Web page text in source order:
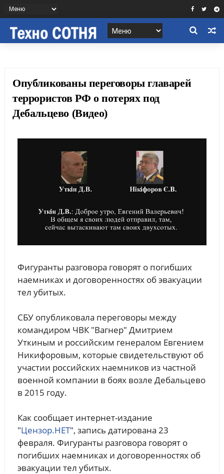
Опубликованы переговоры главарей
террористов РФ о потерях под
Дебальцево (Видео)
Фигуранты разговора говорят о погибших
наемниках и договоренностях об эвакуации
тел убитых.
СБУ опубликовала переговоры между
командиром ЧВК "Вагнер" Дмитрием
Уткиным и российским генералом Евгением
Никифоровым, которые свидетельствуют об
участии российских наемников из частной
военной компании в боях возле Дебальцево
в 2015 году.
Как сообщает интернет-издание
"Цензор.НЕТ", запись датирована 23
февраля. Фигуранты разговора говорят о
погибших наемниках и договоренностях об
эвакуации тел убитых.